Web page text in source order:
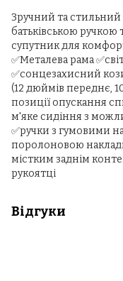
Зручний та
батьківською
супутник для
✅Металева рама
✅сонцезахисний
(12 дюймів переднє,
позиції опускання
м'яке сидіння з
✅ручки з гумовими
поролоновою
містким заднім
рукоятці
Відгуки